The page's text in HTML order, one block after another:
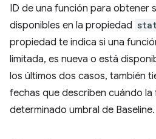
ID de una función para obtener
disponibles en la propiedad
propiedad te indica si una
limitada, es nueva o está
los últimos dos casos, también
fechas que describen cuándo la
determinado umbral de Baseline.